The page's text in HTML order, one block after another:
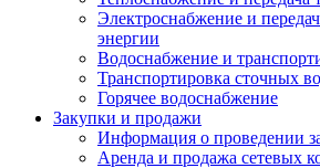
Электроснабжение и
энергии
Водоснабжение и
Транспортировка сточных
Горячее водоснабжение
Закупки и продажи
Информация о проведении
Аренда и продажа сетевых